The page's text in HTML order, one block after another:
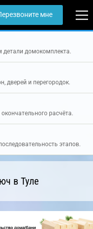
мне
детали домокомплекта.
дверей и перегородок.
расчёта.
этапов.
в Туле